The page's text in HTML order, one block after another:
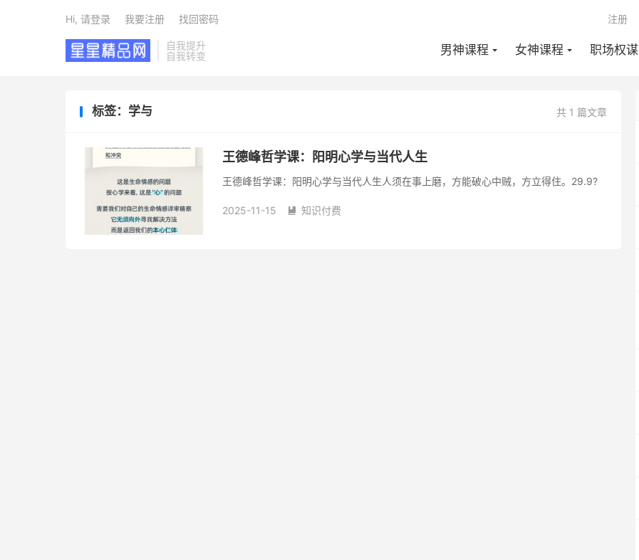
自我提升
自我转变
男神课程 女神课程 职场权谋
注册
Hi, 请登录 我要注册 找回密码
共 1 篇文章
标签：学与
王德峰哲学课：阳明心学与当代人生
王德峰哲学课：阳明心学与当代人生人须在事上磨，方能破心中贼，方立得住。29.9?
2025-11-15  知识付费